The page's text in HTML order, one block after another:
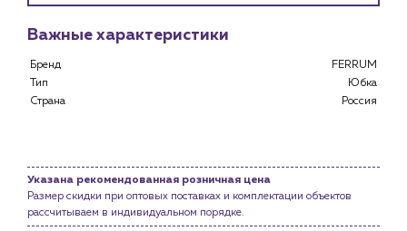
О компании
Новости
Важные характеристики
Бренд
FERRUM
Тип
Юбка
Страна
Россия
Указана рекомендованная розничная цена
Размер скидки при оптовых поставках и комплектации объектов
рассчитываем в индивидуальном порядке.